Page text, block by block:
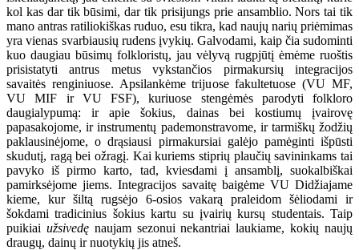
kol kas dar tik būsimi, dar tik prisijungs prie ansamblio. Nors tai tik
mano antras ratiliokiškas ruduo, esu tikra, kad naujų narių priėmimas
yra vienas svarbiausių rudens įvykių. Galvodami, kaip čia sudominti
kuo daugiau būsimų folkloristų, jau vėlyvą rugpjūtį ėmėme ruoštis
prisistatyti antrus metus vykstančios pirmakursių integracijos
savaitės renginiuose. Apsilankėme trijuose fakultetuose (VU MF,
VU MIF ir VU FSF), kuriuose stengėmės parodyti folkloro
daugialypumą: ir apie šokius, dainas bei kostiumų įvairovę
papasakojome, ir instrumentų pademonstravome, ir tarmiškų žodžių
paklausinėjome, o drąsiausi pirmakursiai galėjo pamėginti išpūsti
skudutį, ragą bei ožragį. Kai kuriems stiprių plaučių savininkams tai
pavyko iš pirmo karto, tad, kviesdami į ansamblį, suokalbiškai
pamirksėjome jiems. Integracijos savaitę baigėme VU Didžiajame
kieme, kur šiltą rugsėjo 6-osios vakarą praleidom šėliodami ir
šokdami tradicinius šokius kartu su įvairių kursų studentais. Taip
puikiai užsivedę naujam sezonui nekantriai laukiame, kokių naujų
draugų, dainų ir nuotykių jis atneš.